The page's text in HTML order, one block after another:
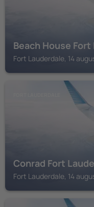
Beach House
Fort Lauderdale, 14
Conrad Fort
Fort Lauderdale, 14